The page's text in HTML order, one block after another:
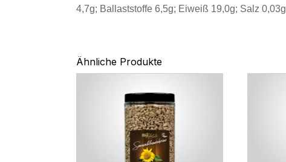
4,7g; Ballaststoffe 6,5g; Eiweiß 19,0g; Salz 0,03g
Ähnliche Produkte